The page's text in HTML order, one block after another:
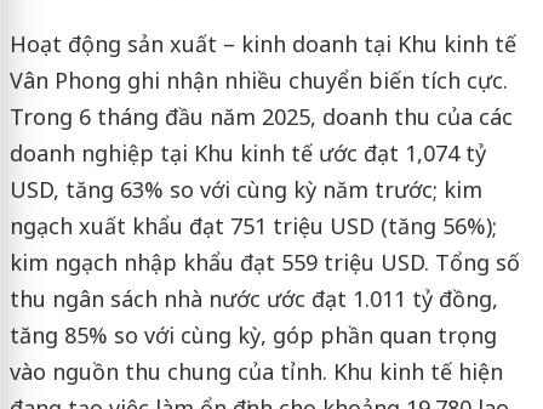
Hoạt động sản xuất – kinh doanh tại Khu kinh tế
Vân Phong ghi nhận nhiều chuyển biến tích cực.
Trong 6 tháng đầu năm 2025, doanh thu của các
doanh nghiệp tại Khu kinh tế ước đạt 1,074 tỷ
USD, tăng 63% so với cùng kỳ năm trước; kim
ngạch xuất khẩu đạt 751 triệu USD (tăng 56%);
kim ngạch nhập khẩu đạt 559 triệu USD. Tổng số
thu ngân sách nhà nước ước đạt 1.011 tỷ đồng,
tăng 85% so với cùng kỳ, góp phần quan trọng
vào nguồn thu chung của tỉnh. Khu kinh tế hiện